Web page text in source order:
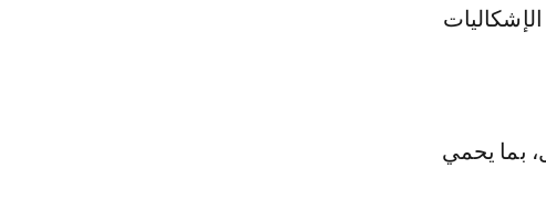
بما يحمي